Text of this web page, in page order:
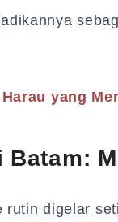
yang
Batam:
rutin digelar